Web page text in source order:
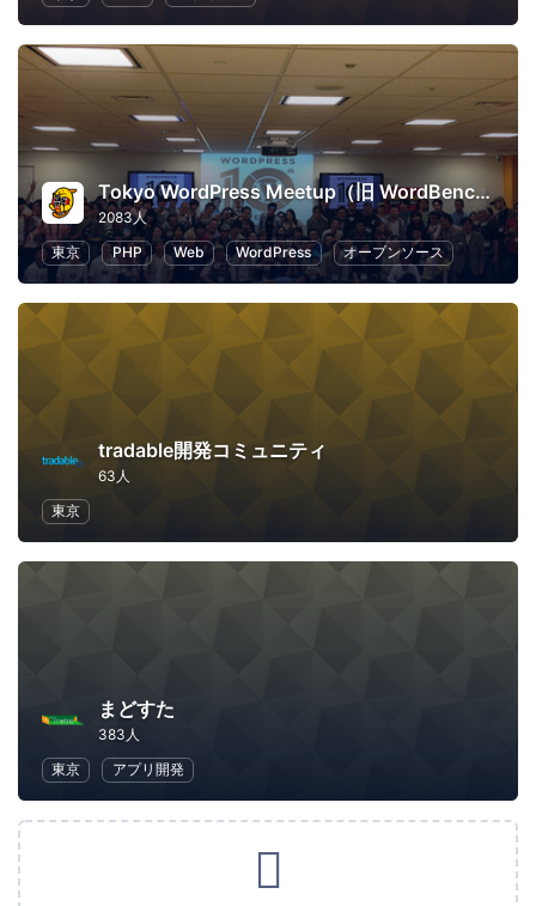
Tokyo WordPress Meetup（旧 WordBench 東京）
2083人
東京
PHP Web WordPress オープンソース
tradable開発コミュニティ
63人
東京
まどすた
383人
東京
アプリ開発